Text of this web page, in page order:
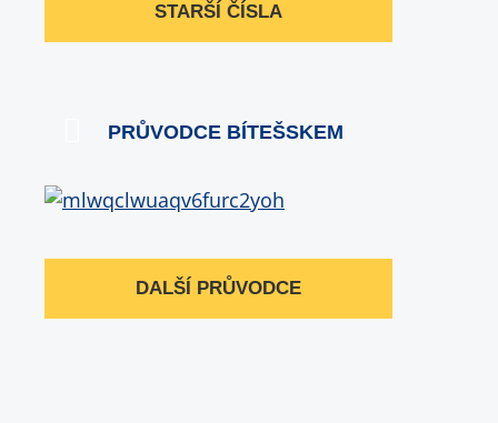
STARŠÍ ČÍSLA
PRŮVODCE BÍTEŠSKEM
DALŠÍ PRŮVODCE